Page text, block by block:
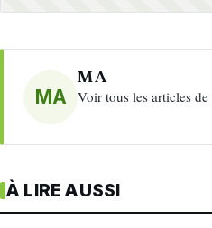
MA
M A
Voir tous les articles
À LIRE AUSSI